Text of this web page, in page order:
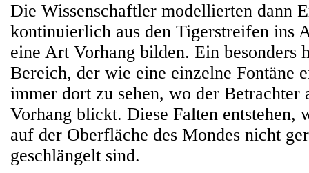
Die Wissenschaftler modellierten dann
kontinuierlich aus den Tigerstreifen ins
eine Art Vorhang bilden. Ein besonders
Bereich, der wie eine einzelne Fontäne
immer dort zu sehen, wo der
Vorhang blickt. Diese Falten entstehen,
auf der Oberfläche des Mondes nicht
geschlängelt sind.